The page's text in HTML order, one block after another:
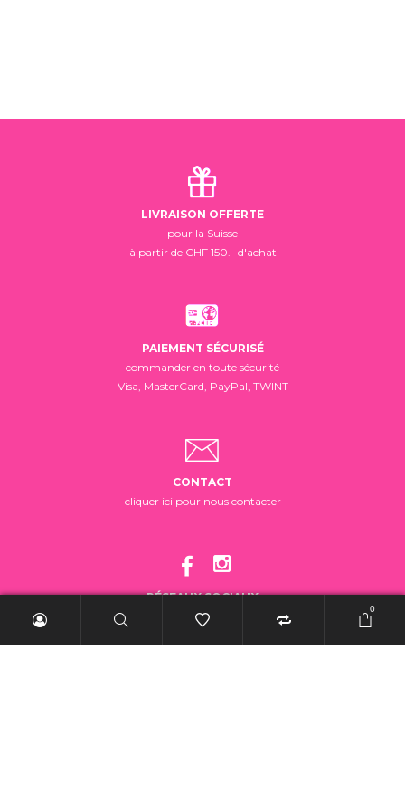
LIVRAISON OFFERTE
pour la Suisse
à partir de CHF 150.- d'achat
PAIEMENT SÉCURISÉ
commander en toute sécurité
Visa, MasterCard, PayPal, TWINT
CONTACT
cliquer ici pour nous contacter
RÉSEAUX SOCIAUX
suivez-nous!
0